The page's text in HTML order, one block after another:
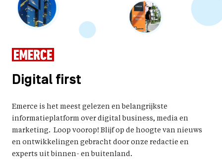
Digital first
Emerce is het meest gelezen en belangrijkste
informatieplatform over digital business, media en
marketing. Loop voorop! Blijf op de hoogte van nieuws
en ontwikkelingen gebracht door onze redactie en
experts uit binnen- en buitenland.